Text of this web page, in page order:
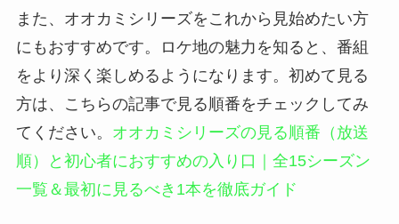
また、オオカミシリーズをこれから見始めたい方
にもおすすめです。ロケ地の魅力を知ると、番組
をより深く楽しめるようになります。初めて見る
方は、こちらの記事で見る順番をチェックしてみ
てください。 オオカミシリーズの見る順番（放送
順）と初心者におすすめの入り口｜全15シーズン
一覧＆最初に見るべき1本を徹底ガイド